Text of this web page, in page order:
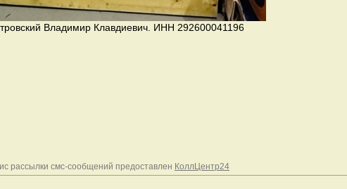
Владимир Клавдиевич. ИНН 292600041196
рассылки смс-сообщений предоставлен КоллЦентр24